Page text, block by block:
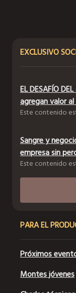
EXCLUSIVO
EL DESAFÍO
agregan valor
Este contenido
Sangre y
empresa sin
Este contenido
PARA EL
Próximos
Montes jóvenes